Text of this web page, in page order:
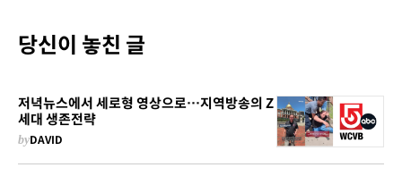
당신이 놓친 글
저녁뉴스에서 세로형 영상으로…지역방송의 Z
세대 생존전략
byDAVID